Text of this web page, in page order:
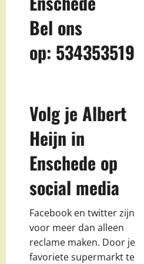
Bel ons
op: 534353519
Volg je Albert
Heijn in
Enschede op
social media
Facebook en twitter zijn
voor meer dan alleen
reclame maken. Door je
favoriete supermarkt te